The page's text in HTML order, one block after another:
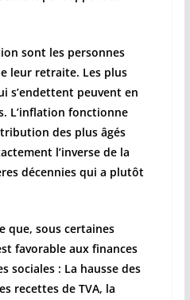
sont les personnes
leur retraite. Les plus
s’endettent peuvent en
L’inflation fonctionne
des plus âgés
l’inverse de la
décennies qui a plutôt
que, sous certaines
favorable aux finances
sociales : La hausse des
recettes de TVA, la